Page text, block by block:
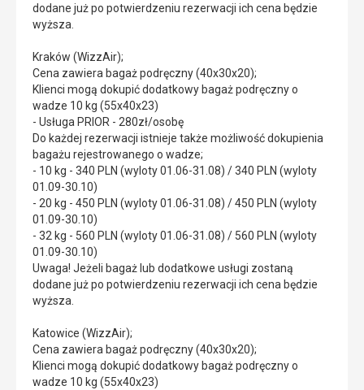
dodane już po potwierdzeniu rezerwacji ich cena będzie
wyższa.
Kraków (WizzAir);
Cena zawiera bagaż podręczny (40x30x20);
Klienci mogą dokupić dodatkowy bagaż podręczny o
wadze 10 kg (55x40x23)
- Usługa PRIOR - 280zł/osobę
Do każdej rezerwacji istnieje także możliwość dokupienia
bagażu rejestrowanego o wadze;
- 10 kg - 340 PLN (wyloty 01.06-31.08) / 340 PLN (wyloty
01.09-30.10)
- 20 kg - 450 PLN (wyloty 01.06-31.08) / 450 PLN (wyloty
01.09-30.10)
- 32 kg - 560 PLN (wyloty 01.06-31.08) / 560 PLN (wyloty
01.09-30.10)
Uwaga! Jeżeli bagaż lub dodatkowe usługi zostaną
dodane już po potwierdzeniu rezerwacji ich cena będzie
wyższa.
Katowice (WizzAir);
Cena zawiera bagaż podręczny (40x30x20);
Klienci mogą dokupić dodatkowy bagaż podręczny o
wadze 10 kg (55x40x23)